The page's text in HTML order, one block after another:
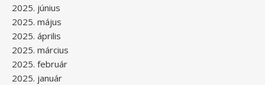
2025. június
2025. május
2025. április
2025. március
2025. február
2025. január